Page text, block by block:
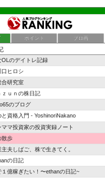
ポイント ブロ画
OLのデイトレ記録
口ヒロシ
合研究室
ｚｕｎの株日記
のブログ
と資格入門 - YoshinoriNakano
ママ投資家の投資実録ノート
散歩
主夫しばご、株で生きてく。
の日記
１億稼ぎたい！〜ethanの日記~